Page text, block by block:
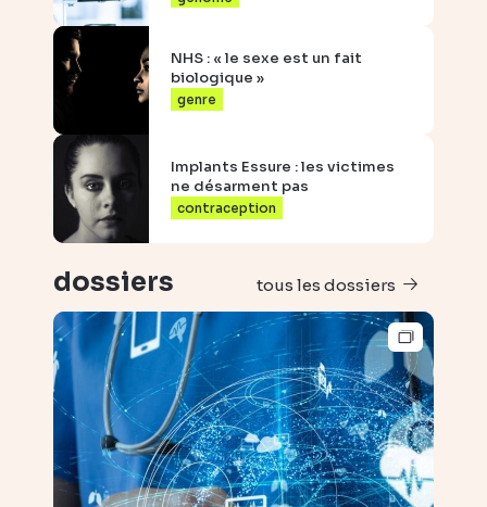
NHS : « le sexe est un fait
biologique »
genre
Implants Essure : les victimes
ne désarment pas
contraception
dossiers tous les dossiers